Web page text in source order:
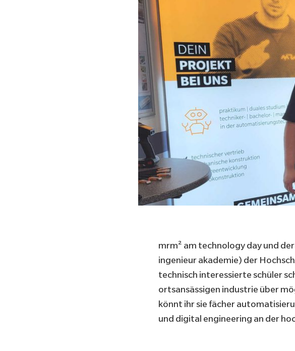
mrm² am technology day und
ingenieur akademie) der
technisch interessierte schüler
ortsansässigen industrie über
könnt ihr sie fächer
und digital engineering an der